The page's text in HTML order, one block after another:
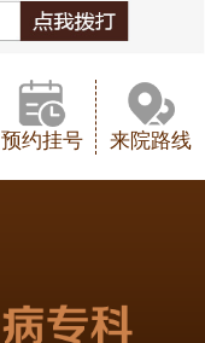
预约挂号 来院路线